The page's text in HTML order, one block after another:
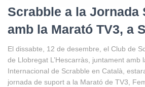
Scrabble a la Jornada
amb la Marató TV3, a
El dissabte, 12 de desembre, el Club de
de Llobregat L’Hescarràs, juntament amb
Internacional de Scrabble en Català,
jornada de suport a la Marató de TV3,